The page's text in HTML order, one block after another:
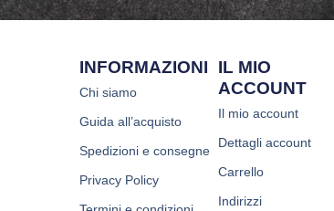
INFORMAZIONI
Chi siamo
Guida all’acquisto
Spedizioni e consegne
Privacy Policy
IL MIO
ACCOUNT
Il mio account
Dettagli account
Carrello
Indirizzi